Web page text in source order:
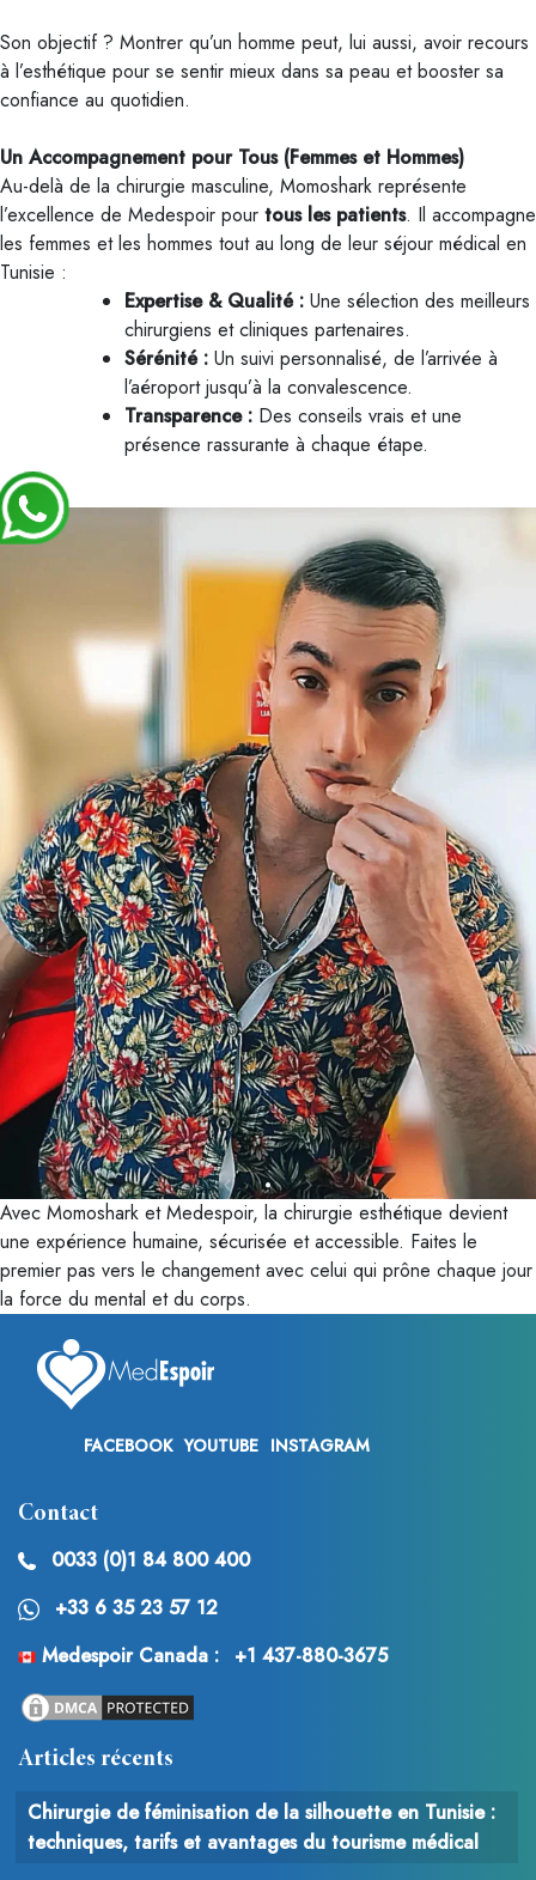
Son objectif ? Montrer qu’un homme peut, lui aussi, avoir recours
à l’esthétique pour se sentir mieux dans sa peau et booster sa
confiance au quotidien.
Un Accompagnement pour Tous (Femmes et Hommes)
Au-delà de la chirurgie masculine, Momoshark représente
l’excellence de Medespoir pour tous les patients. Il accompagne
les femmes et les hommes tout au long de leur séjour médical en
Tunisie :
Expertise & Qualité : Une sélection des meilleurs
chirurgiens et cliniques partenaires.
Sérénité : Un suivi personnalisé, de l’arrivée à
l’aéroport jusqu’à la convalescence.
Transparence : Des conseils vrais et une
présence rassurante à chaque étape.
Avec Momoshark et Medespoir, la chirurgie esthétique devient
une expérience humaine, sécurisée et accessible. Faites le
premier pas vers le changement avec celui qui prône chaque jour
la force du mental et du corps.
FACEBOOK YOUTUBE INSTAGRAM
Contact
0033 (0)1 84 800 400
+33 6 35 23 57 12
Medespoir Canada :
+1 437-880-3675
Articles récents
Chirurgie de féminisation de la silhouette en Tunisie :
techniques, tarifs et avantages du tourisme médical